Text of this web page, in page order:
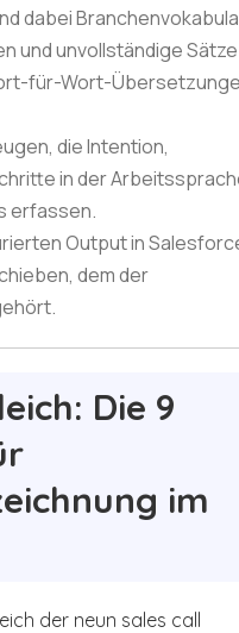
dabei
und unvollständige Sätze
für-Wort-
die Intention,
in der
erfassen.
Output in
dem der
Die 9
im
der neun sales call